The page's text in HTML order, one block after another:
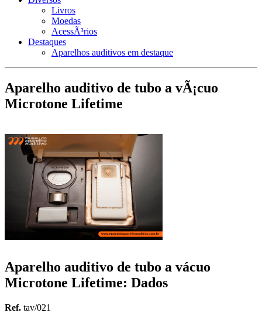
Livros
Moedas
AcessÃ³rios
Destaques
Aparelhos auditivos em destaque
Aparelho auditivo de tubo a vÃ¡cuo
Microtone Lifetime
Aparelho auditivo de tubo a vácuo
Microtone Lifetime: Dados
Ref. tav/021